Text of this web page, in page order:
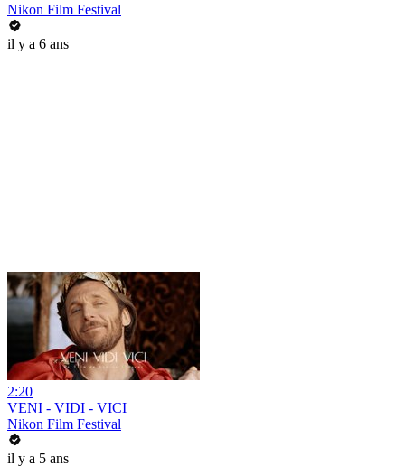
Nikon Film Festival
il y a 6 ans
2:20
VENI - VIDI - VICI
Nikon Film Festival
il y a 5 ans